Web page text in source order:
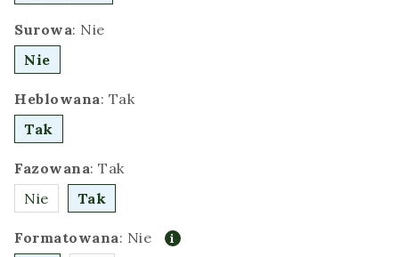
Surowa: Nie
Nie
Heblowana: Tak
Tak
Fazowana: Tak
Nie
Tak
Formatowana: Nie